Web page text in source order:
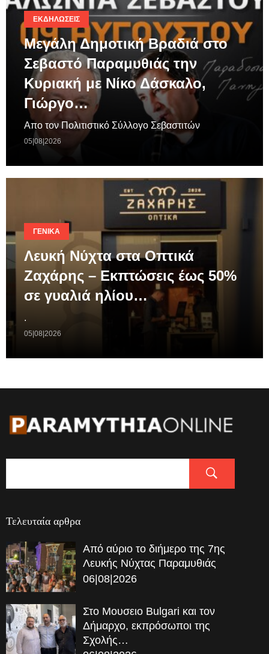
ΕΚΔΗΛΏΣΕΙΣ
Μεγάλη Δημοτική Βραδιά στο
Σεβαστό Παραμυθιάς την
Κυριακή με Νίκο Δάσκαλο,
Γιώργο…
Απο τον Πολιτιστικό Σύλλογο Σεβαστιτών
05|08|2026
ΓΕΝΙΚΆ
Λευκή Νύχτα στα Οπτικά
Ζαχάρης – Εκπτώσεις έως 50%
σε γυαλιά ηλίου…
.
05|08|2026
Τελευταία αρθρα
Από αύριο το διήμερο της 7ης
Λευκής Νύχτας Παραμυθιάς
06|08|2026
Στο Μουσειο Bulgari και τον
Δήμαρχο, εκπρόσωποι της
Σχολής…